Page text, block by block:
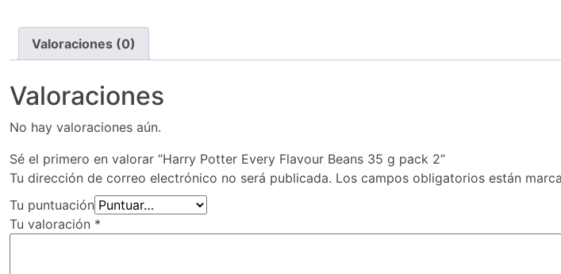
Valoraciones (0)
Valoraciones
No hay valoraciones aún.
Sé el primero en valorar “Harry Potter Every Flavour Beans 35 g pack 2”
Tu dirección de correo electrónico no será publicada. Los campos obligatorios están
Tu puntuación
Tu valoración *